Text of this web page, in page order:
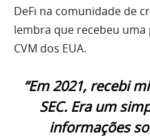
DeFi na comunidade de
lembra que recebeu uma
CVM dos EUA.
“Em 2021, recebi
SEC. Era um
informações